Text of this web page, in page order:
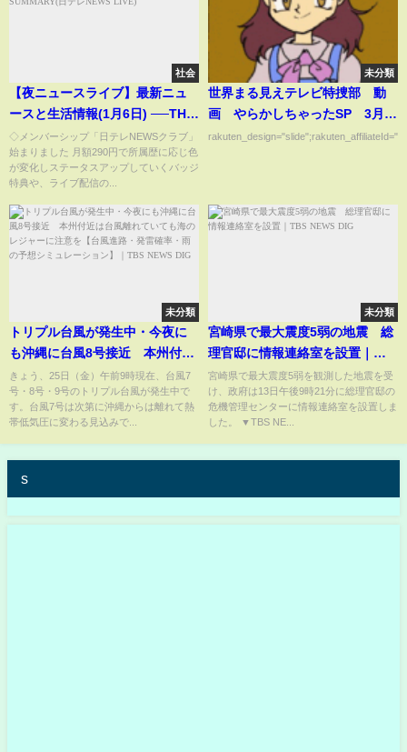
社会
【夜ニュースライブ】最新ニュ
ースと生活情報(1月6日) ──THE
LATEST NEWS SUMMARY(日テ
レNEWS LIVE)
◇メンバーシップ「日テレNEWSクラブ」
始まりました 月額290円で所属歴に応じ色
が変化しステータスアップしていくバッジ
特典や、ライブ配信の...
未分類
世界まる見えテレビ特捜部 動
画 やらかしちゃったSP 3月
10日
未分類
トリプル台風が発生中・今夜に
も沖縄に台風8号接近 本州付近
は台風離れていても海のレジャ
ーに注意を【台風進路・発雷確
率・雨の予想シミュレーショ
きょう、25日（金）午前9時現在、台風7
号・8号・9号のトリプル台風が発生中で
す。台風7号は次第に沖縄からは離れて熱
帯低気圧に変わる見込みで...
未分類
宮崎県で最大震度5弱の地震 総
理官邸に情報連絡室を設置｜
TBS NEWS DIG
宮崎県で最大震度5弱を観測した地震を受
け、政府は13日午後9時21分に総理官邸の
危機管理センターに情報連絡室を設置しま
した。 ▼TBS NE...
s